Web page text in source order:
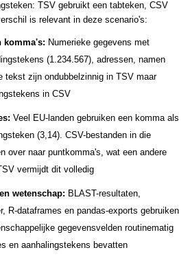
TSV gebruikt een tabteken, CSV
is relevant in deze scenario's:
komma's: Numerieke gegevens met
(1.234.567), adressen, namen
tekst zijn ondubbelzinnig in TSV maar
in CSV
Veel EU-landen gebruiken een komma als
(3,14). CSV-bestanden in die
over naar puntkomma's, wat een andere
vermijdt dit volledig
wetenschap: BLAST-resultaten,
R-dataframes en pandas-exports gebruiken
gegevensvelden routinematig
en aanhalingstekens bevatten